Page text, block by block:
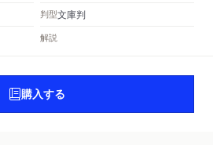
判型文庫判
解説
購入する